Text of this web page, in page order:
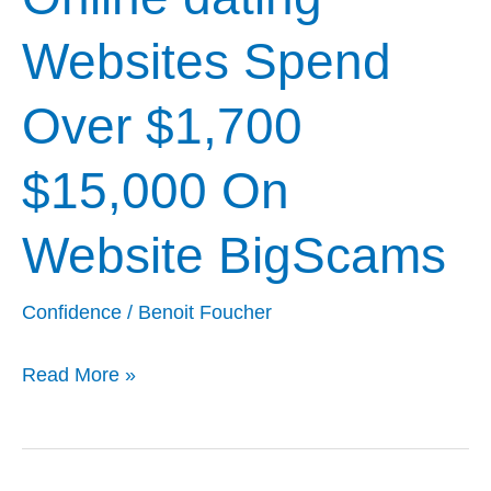
Websites Spend
Over $1,700
$15,000 On
Website BigScams
Confidence / Benoit Foucher
Website
Read More »